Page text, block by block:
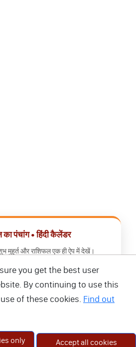
पंचांग • हिंदी कैलेंडर
मुहूर्त और राशिफल एक ही ऐप में देखें।
कैलेंडर ऐप डाउनलोड करें
you get the best user
By continuing to use this
of these cookies. Find out
only Accept all cookies